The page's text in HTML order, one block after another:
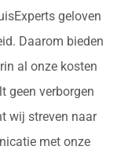
geloven
Daarom bieden
al onze kosten
geen verborgen
wij streven naar
met onze